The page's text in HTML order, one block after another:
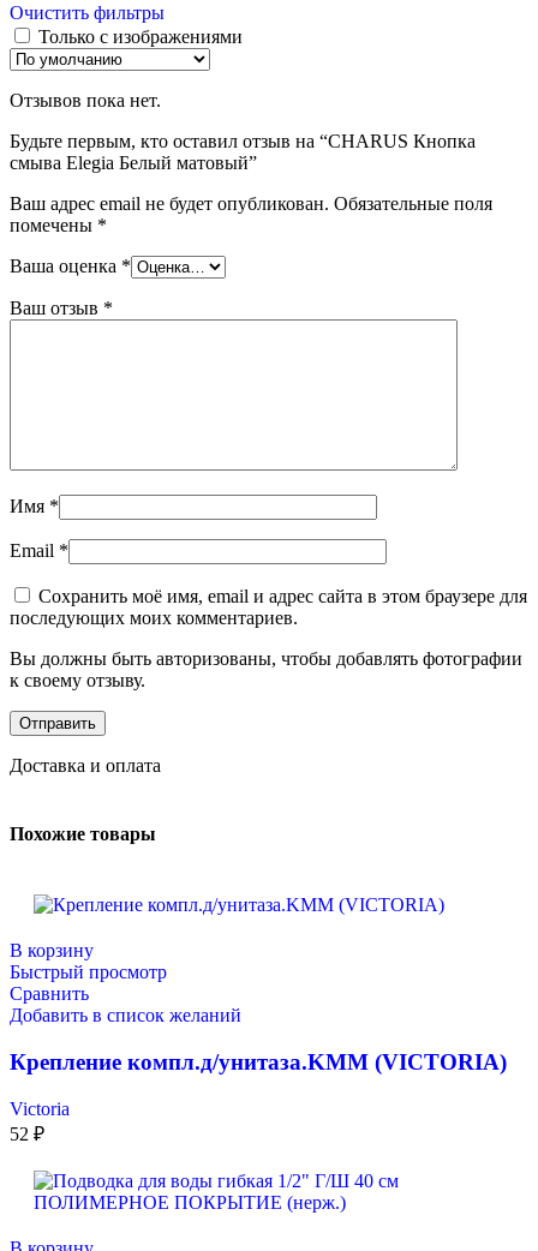
Очистить фильтры
Только с изображениями
Отзывов пока нет.
Будьте первым, кто оставил отзыв на “CHARUS Кнопка
смыва Elegia Белый матовый”
Ваш адрес email не будет опубликован. Обязательные поля
помечены *
Ваша оценка *
Ваш отзыв *
Имя *
Email *
Сохранить моё имя, email и адрес сайта в этом браузере для
последующих моих комментариев.
Вы должны быть авторизованы, чтобы добавлять фотографии
к своему отзыву.
Доставка и оплата
Похожие товары
В корзину
Быстрый просмотр
Сравнить
Добавить в список желаний
Крепление компл.д/унитаза.KMМ (VICTORIA)
Victoria
52 ₽